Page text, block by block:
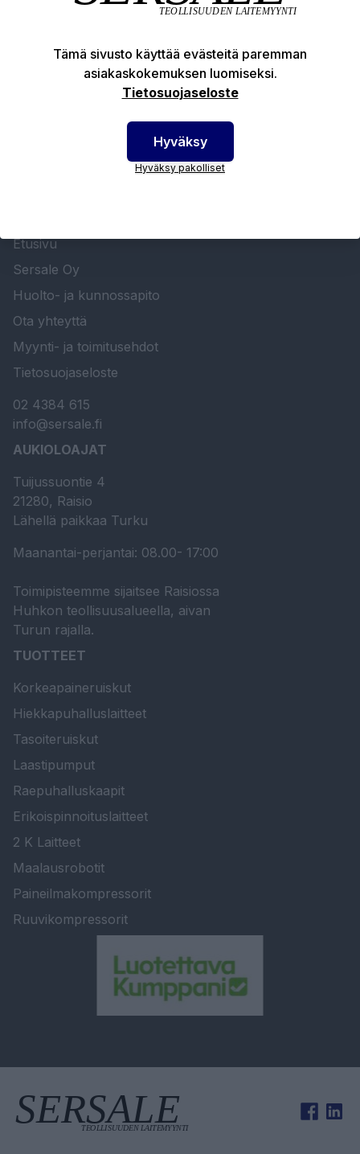
Tekniset edut
Etusivu
Sersale Oy
Huolto- ja kunnossapito
Ota yhteyttä
Myynti- ja toimitusehdot
Tietosuojaseloste
02 4384 615
info@sersale.fi
AUKIOLOAJAT
Tuijussuontie 4
21280, Raisio
Lähellä paikkaa Turku
Maanantai-perjantai: 08.00- 17:00
Toimipisteemme sijaitsee Raisiossa
Huhkon teollisuusalueella, aivan
Turun rajalla.
TUOTTEET
Korkeapaineruiskut
Hiekkapuhalluslaitteet
Tasoiteruiskut
Laastipumput
Raepuhalluskaapit
Erikoispinnoituslaitteet
2 K Laitteet
Maalausrobotit
Paineilmakompressorit
Ruuvikompressorit
Tämä sivusto käyttää evästeitä paremman
asiakaskokemuksen luomiseksi.
Tietosuojaseloste
Hyväksy
Hyväksy pakolliset